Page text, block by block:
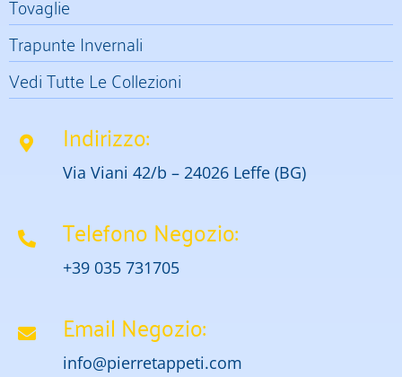
Trapunte Invernali
Vedi Tutte Le Collezioni
Indirizzo:
Via Viani 42/b – 24026 Leffe (BG)
Telefono Negozio:
+39 035 731705
Email Negozio:
info@pierretappeti.com